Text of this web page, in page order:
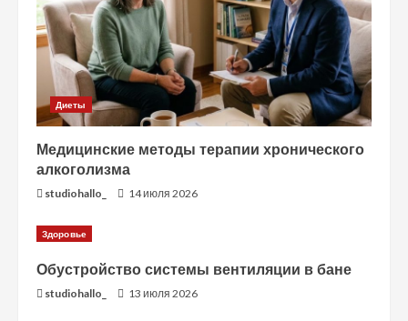
Диеты
Медицинские методы терапии хронического
алкоголизма
studiohallo_ 14 июля 2026
Здоровье
Обустройство системы вентиляции в бане
studiohallo_ 13 июля 2026